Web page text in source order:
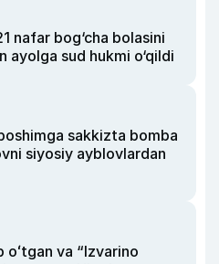
nafar bog‘cha bolasini
ayolga sud hukmi o‘qildi
sakkizta bomba
siyosiy ayblovlardan
va “Izvarino